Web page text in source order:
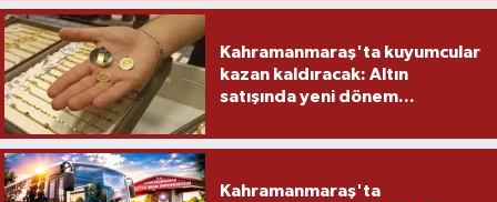
Kahramanmaraş'ta kuyumcular
kazan kaldıracak: Altın
satışında yeni dönem...
Kahramanmaraş'ta